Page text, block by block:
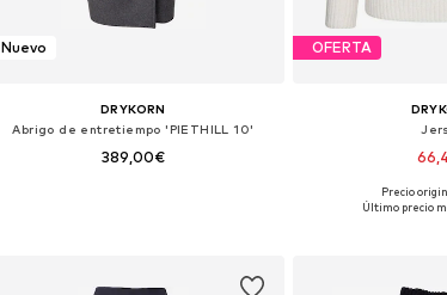
Nuevo
DRYKORN
Abrigo de entretiempo 'PIETHILL 10'
389,00€
OFERTA
Tallas
Precio
Último precio